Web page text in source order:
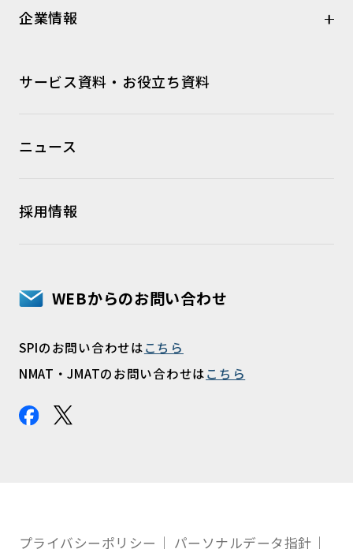
企業情報
サービス資料・お役立ち資料
ニュース
採用情報
WEBからのお問い合わせ
SPIのお問い合わせはこちら
NMAT・JMATのお問い合わせはこちら
プライバシーポリシー パーソナルデータ指針